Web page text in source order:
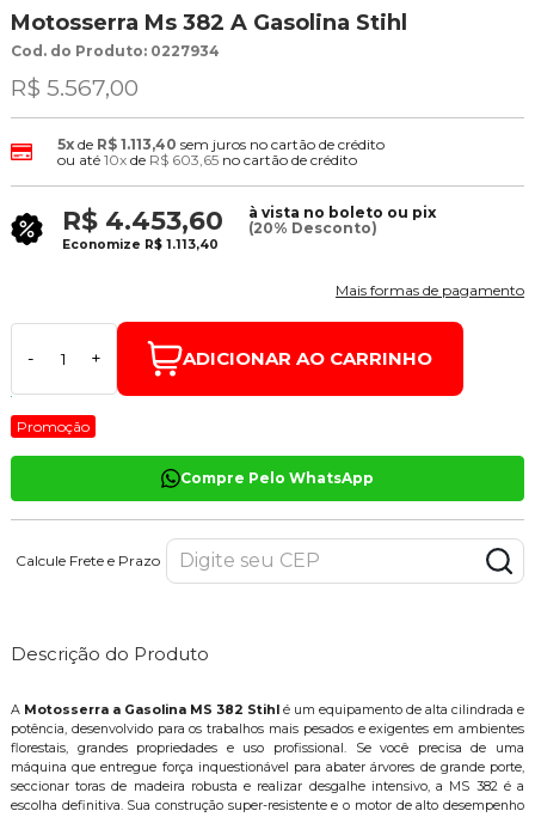
Motosserra Ms 382 A Gasolina Stihl
Cod. do Produto: 0227934
R$ 5.567,00
5xde R$ 1.113,40 sem juros no cartão de crédito
ou até 10xde R$ 603,65no cartão de crédito
R$ 4.453,60
à vista no boleto ou pix
(20% Desconto)
Economize R$ 1.113,40
Mais formas de pagamento
- + ADICIONAR AO CARRINHO
Promoção
Compre Pelo WhatsApp
Calcule Frete e Prazo
Descrição do Produto
A Motosserra a Gasolina MS 382 Stihl é um equipamento de alta cilindrada e
potência, desenvolvido para os trabalhos mais pesados e exigentes em ambientes
florestais, grandes propriedades e uso profissional. Se você precisa de uma
máquina que entregue força inquestionável para abater árvores de grande porte,
seccionar toras de madeira robusta e realizar desgalhe intensivo, a MS 382 é a
escolha definitiva. Sua construção super-resistente e o motor de alto desempenho